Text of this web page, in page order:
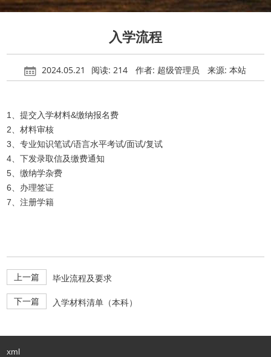
入学流程
2024.05.21 阅读: 214 作者: 超级管理员 来源: 本站
1、提交入学材料&缴纳报名费
2、材料审核
3、专业知识笔试/语言水平考试/面试/复试
4、下发录取信及缴费通知
5、缴纳学杂费
6、办理签证
7、注册学籍
上一篇 毕业流程及要求
下一篇 入学材料清单（本科）
xml